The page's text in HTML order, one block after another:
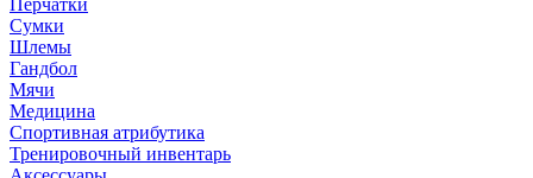
Перчатки
Сумки
Шлемы
Гандбол
Мячи
Медицина
Спортивная атрибутика
Тренировочный инвентарь